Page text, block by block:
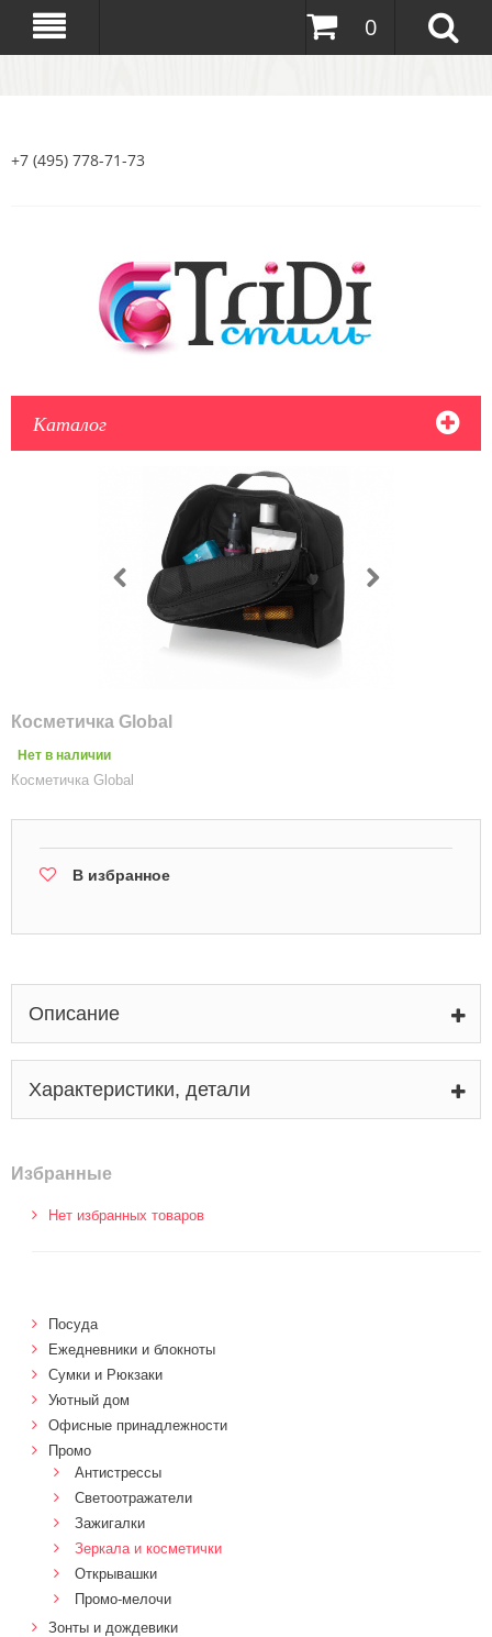
0
+7 (495) 778-71-73
Каталог
Косметичка Global
Нет в наличии
Косметичка Global
В избранное
Описание
Характеристики, детали
Избранные
Нет избранных товаров
Посуда
Ежедневники и блокноты
Сумки и Рюкзаки
Уютный дом
Офисные принадлежности
Промо
Антистрессы
Светоотражатели
Зажигалки
Зеркала и косметички
Открывашки
Промо-мелочи
Зонты и дождевики